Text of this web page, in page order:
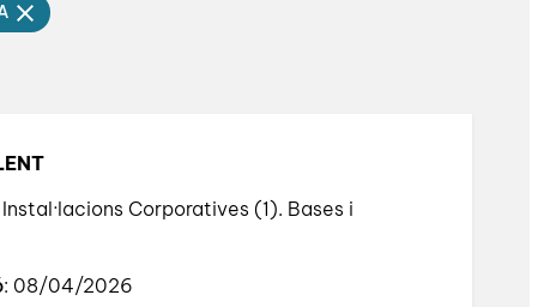
Corporatives (1). Bases i
: 08/04/2026